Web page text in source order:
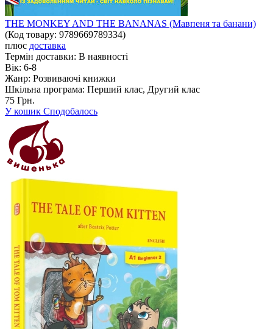
THE MONKEY AND THE BANANAS (Мавпеня та банани)
(Код товару: 9789669789334)
плюс доставка
Термін доставки: В наявності
Вік: 6-8
Жанр: Розвиваючі книжки
Шкільна програма: Перший клас, Другий клас
75 Грн.
У кошик Сподобалось